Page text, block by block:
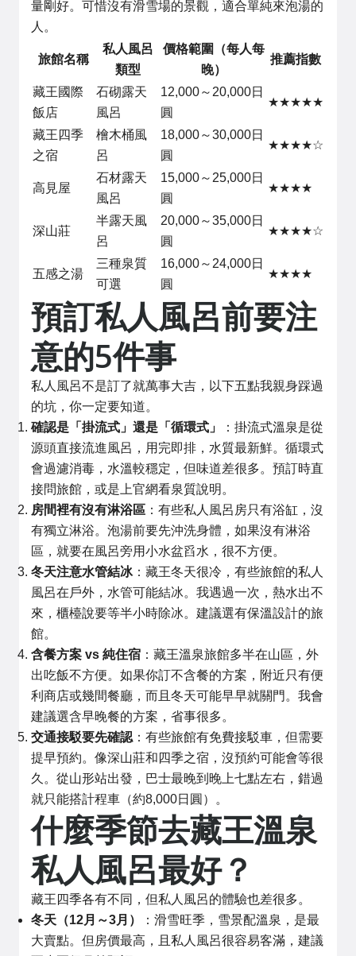
量剛好。可惜沒有滑雪場的景觀，適合單純來泡湯的
人。
旅館名稱
私人風呂
類型
價格範圍（每人每
晚）
推薦指數
藏王國際
飯店
石砌露天
風呂
12,000～20,000日
圓
★★★★★
藏王四季
之宿
檜木桶風
呂
18,000～30,000日
圓
★★★★☆
高見屋
石材露天
風呂
15,000～25,000日
圓
★★★★
深山莊
半露天風
呂
20,000～35,000日
圓
★★★★☆
五感之湯
三種泉質
可選
16,000～24,000日
圓
★★★★
預訂私人風呂前要注
意的5件事
私人風呂不是訂了就萬事大吉，以下五點我親身踩過
的坑，你一定要知道。
確認是「掛流式」還是「循環式」
：掛流式溫泉是從
源頭直接流進風呂，用完即排，水質最新鮮。循環式
會過濾消毒，水溫較穩定，但味道差很多。預訂時直
接問旅館，或是上官網看泉質說明。
房間裡有沒有淋浴區 ：有些私人風呂房只有浴缸，沒
有獨立淋浴。泡湯前要先沖洗身體，如果沒有淋浴
區，就要在風呂旁用小水盆舀水，很不方便。
冬天注意水管結冰：藏王冬天很冷，有些旅館的私人
風呂在戶外，水管可能結冰。我遇過一次，熱水出不
來，櫃檯說要等半小時除冰。建議選有保溫設計的旅
館。
含餐方案 vs 純住宿 ：藏王溫泉旅館多半在山區，外
出吃飯不方便。如果你訂不含餐的方案，附近只有便
利商店或幾間餐廳，而且冬天可能早早就關門。我會
建議選含早晚餐的方案，省事很多。
交通接駁要先確認 ：有些旅館有免費接駁車，但需要
提早預約。像深山莊和四季之宿，沒預約可能會等很
久。從山形站出發，巴士最晚到晚上七點左右，錯過
就只能搭計程車（約8,000日圓）。
什麼季節去藏王溫泉
私人風呂最好？
藏王四季各有不同，但私人風呂的體驗也差很多。
冬天（12月～3月）
：滑雪旺季，雪景配溫泉，是最
大賣點。但房價最高，且私人風呂很容易客滿，建議